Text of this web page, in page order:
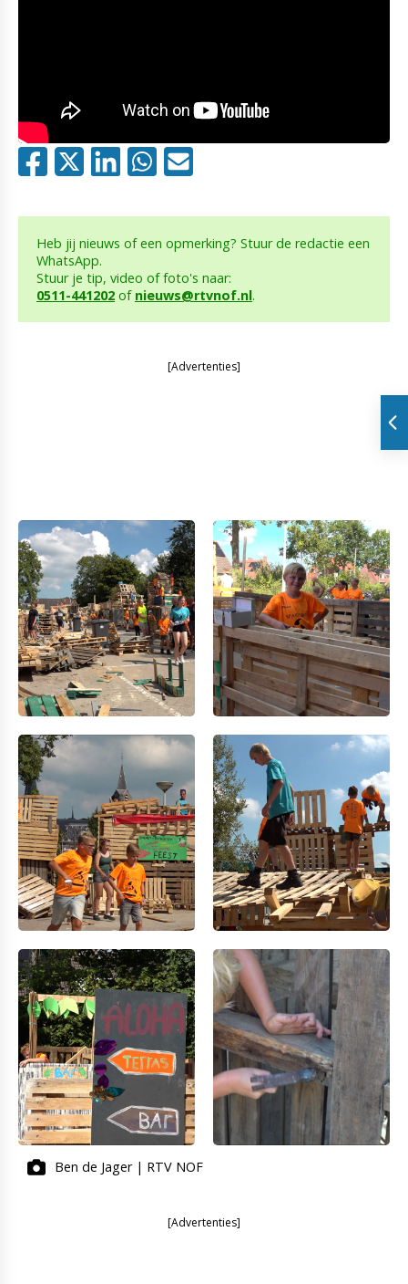
Heb jij nieuws of een opmerking? Stuur de redactie een
WhatsApp.
Stuur je tip, video of foto's naar:
0511-441202 of nieuws@rtvnof.nl.
[Advertenties]
Ben de Jager | RTV NOF
[Advertenties]